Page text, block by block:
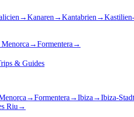
→Kanaren →Kantabrien →
→Formentera →
& Guides
→Formentera →Ibiza →Ibiza-
Riu →